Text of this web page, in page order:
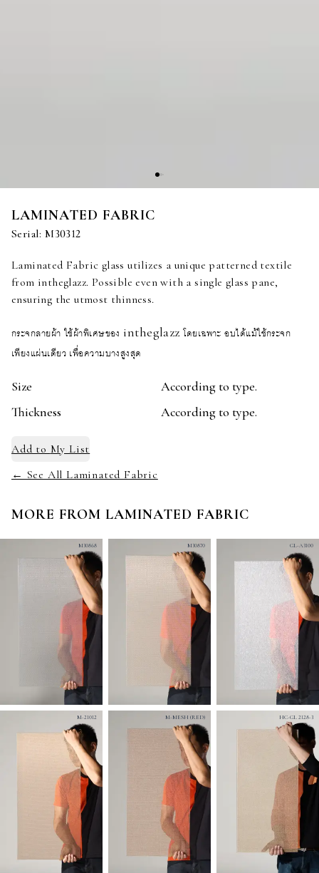
LAMINATED FABRIC
Serial:M30312
Laminated Fabric glass utilizes a unique patterned textile
from intheglazz. Possible even with a single glass pane,
ensuring the utmost thinness.
กระจกลายผ้า ใช้ผ้าพิเศษของ intheglazz โดยเฉพาะ อบได้แม้ใช้กระจก
เพียงแผ่นเดียว เพื่อความบางสูงสุด
Size
According to type.
Thickness
According to type.
Add to My List
← See All Laminated Fabric
MORE FROM LAMINATED FABRIC
M30868 M30870 GL-A3100
M-21012 M-MESH (RED) HC-GL 2128-3